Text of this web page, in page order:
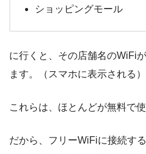
ショッピングモール
に行くと、その店舗名のWiFi
ます。（スマホに表示される）
これらは、ほとんどが無料で
だから、フリーWiFiに接続す